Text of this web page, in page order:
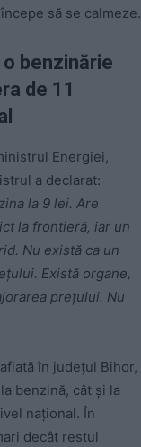
să se calmeze.
benzinărie
de 11
Energiei,
a declarat:
la 9 lei. Are
la frontieră, iar un
Nu există ca un
Există organe,
prețului. Nu
în județul Bihor,
benzină, cât și la
național. În
decât restul